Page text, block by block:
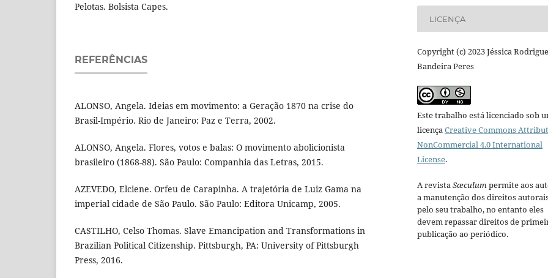
Pelotas. Bolsista Capes.
REFERÊNCIAS
ALONSO, Angela. Ideias em movimento: a Geração 1870 na crise do
Brasil-Império. Rio de Janeiro: Paz e Terra, 2002.
ALONSO, Angela. Flores, votos e balas: O movimento abolicionista
brasileiro (1868-88). São Paulo: Companhia das Letras, 2015.
AZEVEDO, Elciene. Orfeu de Carapinha. A trajetória de Luiz Gama na
imperial cidade de São Paulo. São Paulo: Editora Unicamp, 2005.
CASTILHO, Celso Thomas. Slave Emancipation and Transformations in
Brazilian Political Citizenship. Pittsburgh, PA: University of Pittsburgh
Press, 2016.
LICENÇA
Copyright (c) 2023 Jéssica
Bandeira Peres
Este trabalho está licenciado sob
licençaCreative Commons
NonCommercial 4.0 International
License.
A revistaSæculumpermite aos
a manutenção dos direitos
pelo seu trabalho, no entanto eles
devem repassar direitos de
publicação ao periódico.